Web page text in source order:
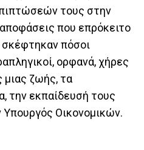
τους στην
που επρόκειτο
σκέφτηκαν πόσοι
ορφανά, χήρες
μιας ζωής, τα
την εκπαίδευσή τους
Οικονομικών.